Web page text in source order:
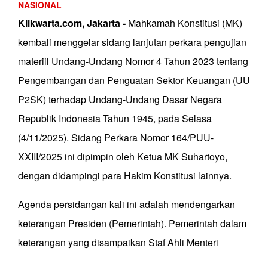
NASIONAL
Klikwarta.com, Jakarta - Mahkamah Konstitusi (MK)
kembali menggelar sidang lanjutan perkara pengujian
materiil Undang-Undang Nomor 4 Tahun 2023 tentang
Pengembangan dan Penguatan Sektor Keuangan (UU
P2SK) terhadap Undang-Undang Dasar Negara
Republik Indonesia Tahun 1945, pada Selasa
(4/11/2025). Sidang Perkara Nomor 164/PUU-
XXIII/2025 ini dipimpin oleh Ketua MK Suhartoyo,
dengan didampingi para Hakim Konstitusi lainnya.
Agenda persidangan kali ini adalah mendengarkan
keterangan Presiden (Pemerintah). Pemerintah dalam
keterangan yang disampaikan Staf Ahli Menteri